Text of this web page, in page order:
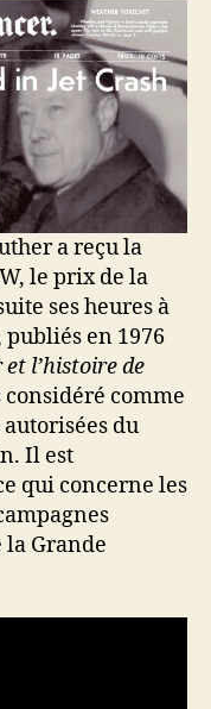
a reçu la
le prix de la
ses heures à
en 1976
l’histoire de
considéré comme
du
Il est
qui concerne les
Grande